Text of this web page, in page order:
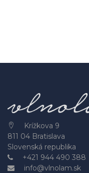
Krížkova 9
811 04 Bratislava
Slovenská republika
+421 944 490 388
info@vlnolam.sk